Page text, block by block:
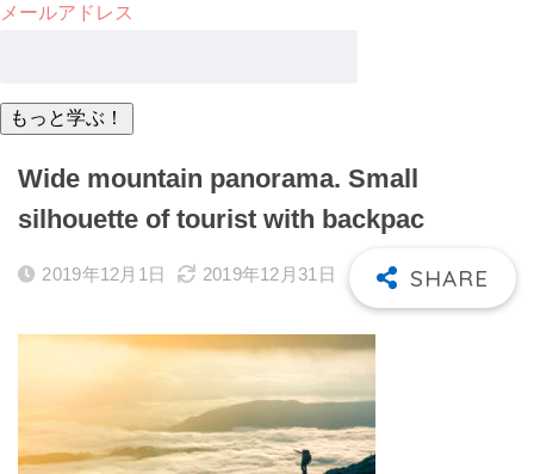
メールアドレス
Wide mountain panorama. Small
silhouette of tourist with backpac
2019年12月1日 2019年12月31日